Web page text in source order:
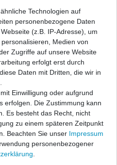
(ca. 600g/m²) mit
befinden sich
zur Fixierung der Matten, wenn
Technologien auf
personenbezogene Daten
(z.B. IP-Adresse), um
Medien von
Zugriffe auf unsere Website
erfolgt erst durch
Daten mit Dritten, die wir in
Einwilligung oder aufgrund
erfolgen. Die Zustimmung kann
Es besteht das Recht, nicht
zu einem späteren Zeitpunkt
Beachten Sie unser Impressum
personenbezogener